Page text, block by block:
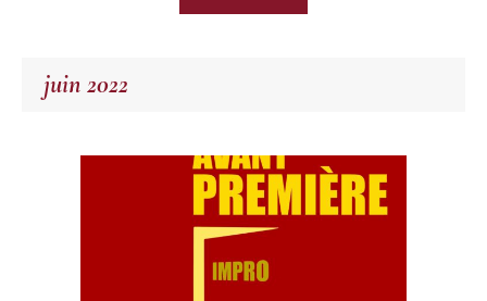
juin 2022